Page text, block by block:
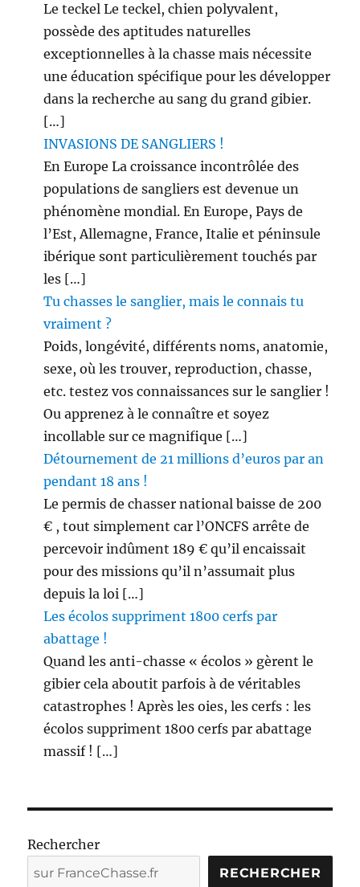
Le teckel Le teckel, chien polyvalent,
possède des aptitudes naturelles
exceptionnelles à la chasse mais nécessite
une éducation spécifique pour les développer
dans la recherche au sang du grand gibier.
[…]
INVASIONS DE SANGLIERS !
En Europe La croissance incontrôlée des
populations de sangliers est devenue un
phénomène mondial. En Europe, Pays de
l’Est, Allemagne, France, Italie et péninsule
ibérique sont particulièrement touchés par
les […]
Tu chasses le sanglier, mais le connais tu
vraiment ?
Poids, longévité, différents noms, anatomie,
sexe, où les trouver, reproduction, chasse,
etc. testez vos connaissances sur le sanglier !
Ou apprenez à le connaître et soyez
incollable sur ce magnifique […]
Détournement de 21 millions d’euros par an
pendant 18 ans !
Le permis de chasser national baisse de 200
€ , tout simplement car l’ONCFS arrête de
percevoir indûment 189 € qu’il encaissait
pour des missions qu’il n’assumait plus
depuis la loi […]
Les écolos suppriment 1800 cerfs par
abattage !
Quand les anti-chasse « écolos » gèrent le
gibier cela aboutit parfois à de véritables
catastrophes ! Après les oies, les cerfs : les
écolos suppriment 1800 cerfs par abattage
massif ! […]
Rechercher
RECHERCHER